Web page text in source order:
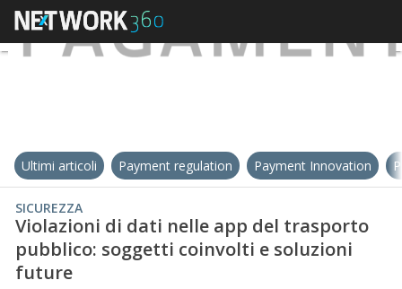
Ultimi articoli Payment regulation Payment Innovation
SICUREZZA
Violazioni di dati nelle app del trasporto
pubblico: soggetti coinvolti e soluzioni
future